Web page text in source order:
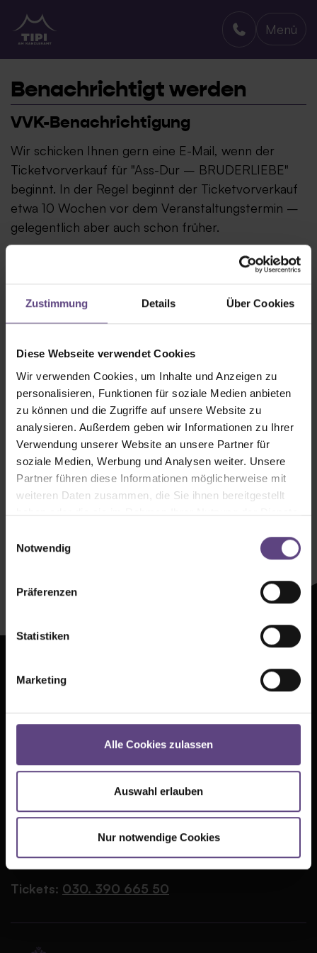
Zustimmung Details Über Cookies
Diese Webseite verwendet Cookies
Wir verwenden Cookies, um Inhalte und Anzeigen zu
personalisieren, Funktionen für soziale Medien anbieten
zu können und die Zugriffe auf unsere Website zu
analysieren. Außerdem geben wir Informationen zu Ihrer
Verwendung unserer Website an unsere Partner für
soziale Medien, Werbung und Analysen weiter. Unsere
Partner führen diese Informationen möglicherweise mit
weiteren Daten zusammen, die Sie ihnen bereitgestellt
haben oder die sie im Rahmen Ihrer Nutzung der Dienste
Notwendig
Präferenzen
Statistiken
Marketing
Alle Cookies zulassen
Auswahl erlauben
Nur notwendige Cookies
TIPI AM KANZLERAMT
Menü
Benachrichtigt werden
VVK-Benachrichtigung
Wir schicken Ihnen gern eine E-Mail, wenn der
Ticketvorverkauf für "Ass-Dur – BRUDERLIEBE"
beginnt. In der Regel beginnt der Ticketvorverkauf
etwa 10 Wochen vor dem Veranstaltungstermin –
gelegentlich aber auch schon früher.
Newsletter mit
Presse
FAQ Impressum
TIPI AM KANZLERAMT
Große Querallee
10557 Berlin
Tickets: 030. 390 665 50